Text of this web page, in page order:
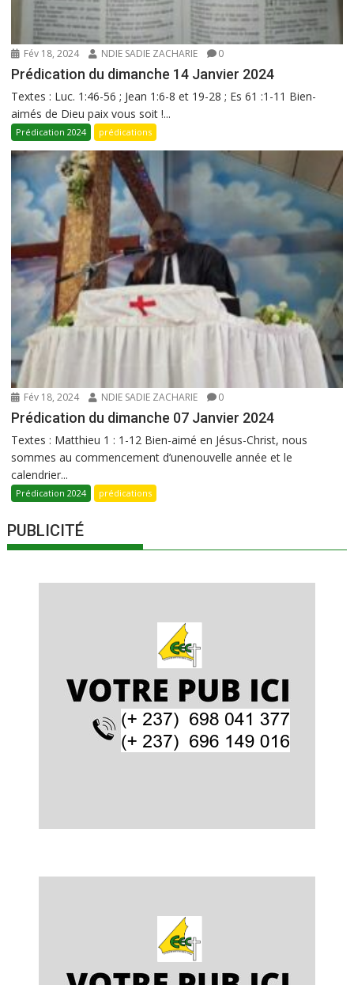
Fév 18, 2024 NDIE SADIE ZACHARIE 0
Prédication du dimanche 14 Janvier 2024
Textes : Luc. 1:46-56 ; Jean 1:6-8 et 19-28 ; Es 61 :1-11 Bien-
aimés de Dieu paix vous soit !...
Prédication 2024 prédications
Fév 18, 2024 NDIE SADIE ZACHARIE 0
Prédication du dimanche 07 Janvier 2024
Textes : Matthieu 1 : 1-12 Bien-aimé en Jésus-Christ, nous
sommes au commencement d’unenouvelle année et le
calendrier...
Prédication 2024 prédications
PUBLICITÉ